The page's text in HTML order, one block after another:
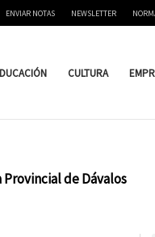
ENVIAR NOTAS NEWSLETTER
CULTURA
de Dávalos